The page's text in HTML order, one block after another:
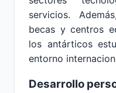
servicios.
becas y centros
los antárticos
entorno
Desarrollo